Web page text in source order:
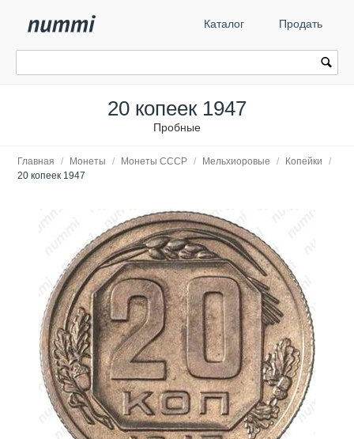
Каталог Продать
20 копеек 1947
Пробные
Главная / Монеты / Монеты СССР / Мельхиоровые / Копейки
/
20 копеек 1947